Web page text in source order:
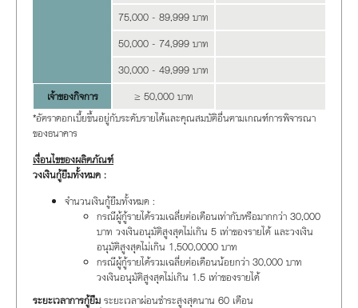
75,000 - 89,999 บาท
50,000 - 74,999 บาท
30,000 - 49,999 บาท
เจ้าของกิจการ
≥ 50,000 บาท
*อัตราดอกเบี้ยขึ้นอยู่กับระดับรายได้และคุณสมบัติอื่นตามเกณฑ์การพิจารณา
ของธนาคาร
เงื่อนไขของผลิตภัณฑ์
วงเงินกู้ยืมทั้งหมด :
จำนวนเงินกู้ยืมทั้งหมด :
กรณีผู้กู้รายได้รวมเฉลี่ยต่อเดือนเท่ากับหรือมากกว่า 30,000
บาท วงเงินอนุมัติสูงสุดไม่เกิน 5 เท่าของรายได้ และวงเงิน
อนุมัติสูงสุดไม่เกิน 1,500,0000 บาท
กรณีผู้กู้รายได้รวมเฉลี่ยต่อเดือนน้อยกว่า 30,000 บาท
วงเงินอนุมัติสูงสุดไม่เกิน 1.5 เท่าของรายได้
ระยะเวลาการกู้ยืม ระยะเวลาผ่อนชำระสูงสุดนาน 60 เดือน